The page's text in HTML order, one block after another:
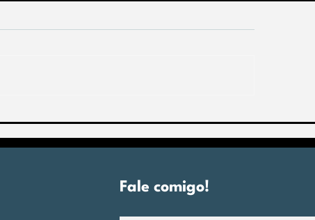
Medindo a Inteligência
Fale comigo!